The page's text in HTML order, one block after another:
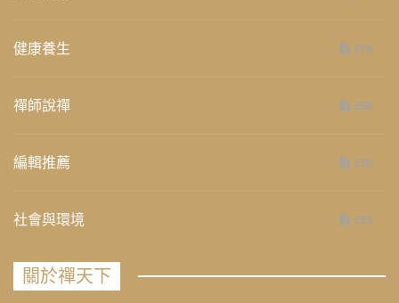
健康養生 276
禪師說禪 268
編輯推薦 236
社會與環境 235
關於禪天下